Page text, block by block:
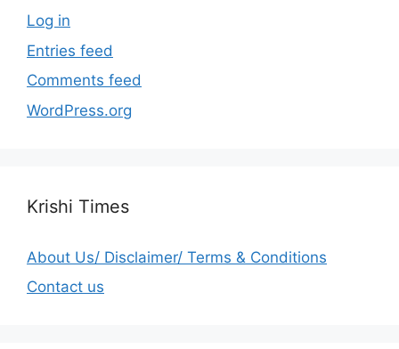
Log in
Entries feed
Comments feed
WordPress.org
Krishi Times
About Us/ Disclaimer/ Terms & Conditions
Contact us